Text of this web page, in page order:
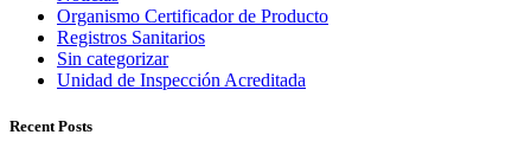
Organismo Certificador de Producto
Registros Sanitarios
Sin categorizar
Unidad de Inspección Acreditada
Recent Posts